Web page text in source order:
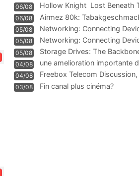
06/08 Hollow Knight  Lost Beneath
06/08
Airmez 80k:
Technologie und Leistung im
05/08 Networking: Connecting
05/08
Networking: Connecting
Information
05/08
Storage Drives: The
Management
04/08
une amelioration importante
WIFI
04/08
Freebox Telecom
Communi
03/08 Fin canal plus cinéma?